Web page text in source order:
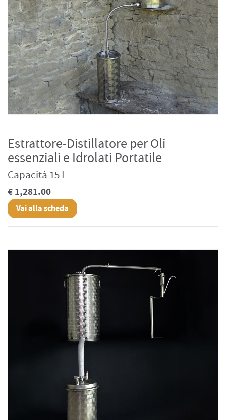
Estrattore-Distillatore per Oli
essenziali e Idrolati Portatile
Capacità 15 L
€ 1,281.00
Vai alla scheda